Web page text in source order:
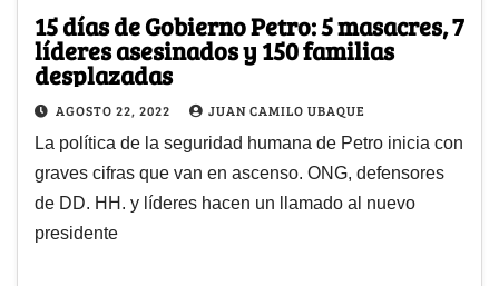
15 días de Gobierno Petro: 5 masacres, 7
líderes asesinados y 150 familias
desplazadas
AGOSTO 22, 2022 JUAN CAMILO UBAQUE
La política de la seguridad humana de Petro inicia con
graves cifras que van en ascenso. ONG, defensores
de DD. HH. y líderes hacen un llamado al nuevo
presidente